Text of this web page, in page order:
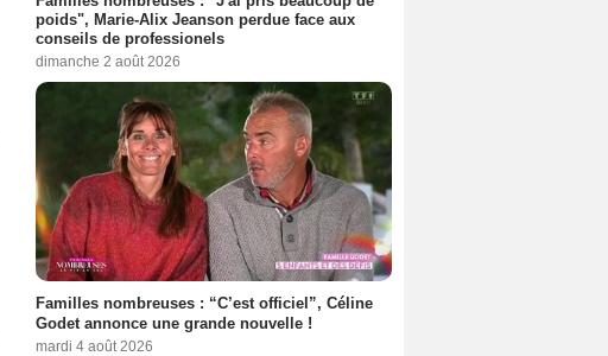
poids", Marie-Alix Jeanson perdue face aux
conseils de professionels
dimanche 2 août 2026
Familles nombreuses : “C’est officiel”, Céline
Godet annonce une grande nouvelle !
mardi 4 août 2026